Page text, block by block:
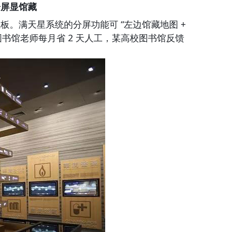
显馆藏
。满天星系统的分屏功能可 “左边馆藏地图 +
馆老师每月省 2 天人工，某高校图书馆反馈